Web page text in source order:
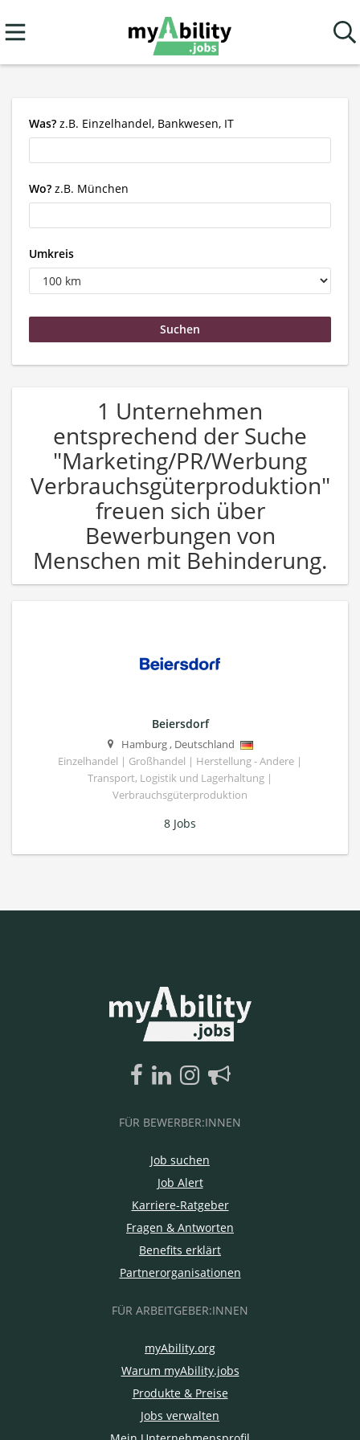
Was? z.B. Einzelhandel, Bankwesen, IT
Wo? z.B. München
Umkreis
1 Unternehmen
entsprechend der Suche
"Marketing/PR/Werbung
Verbrauchsgüterproduktion"
freuen sich über
Bewerbungen von
Menschen mit Behinderung.
Beiersdorf
Hamburg, Deutschland
Einzelhandel | Großhandel | Herstellung - Andere |
Transport, Logistik und Lagerhaltung |
Verbrauchsgüterproduktion
8 Jobs
FÜR BEWERBER:INNEN
Job suchen
Job Alert
Karriere-Ratgeber
Fragen & Antworten
Benefits erklärt
Partnerorganisationen
FÜR ARBEITGEBER:INNEN
myAbility.org
Warum myAbility.jobs
Produkte & Preise
Jobs verwalten